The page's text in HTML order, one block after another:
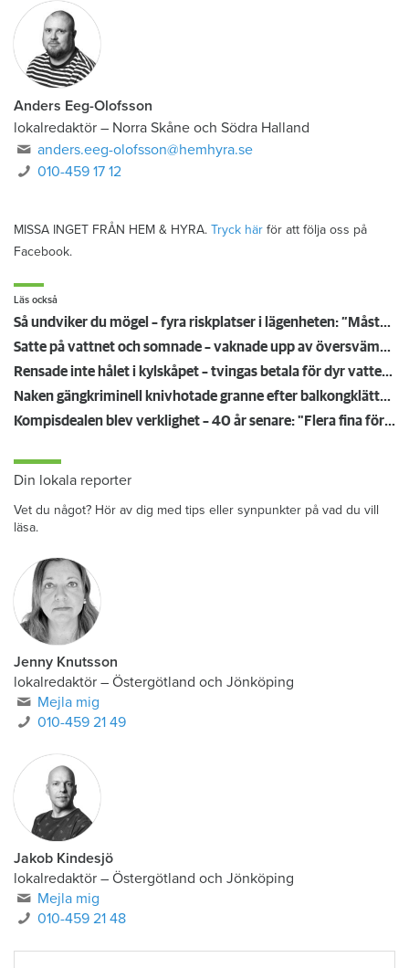
Anders Eeg-Olofsson
lokalredaktör – Norra Skåne och Södra Halland
anders.eeg-olofsson@hemhyra.se
010-459 17 12
MISSA INGET FRÅN HEM & HYRA. Tryck här för att följa oss på
Facebook.
Läs också
Så undviker du mögel – fyra riskplatser i lägenheten: ”Måste städa bort”
Satte på vattnet och somnade – vaknade upp av översvämning hos grannen
Rensade inte hålet i kylskåpet – tvingas betala för dyr vattenskada
Naken gängkriminell knivhotade granne efter balkongklättring
Kompisdealen blev verklighet – 40 år senare: "Flera fina fördelar med att dela bostad"
Din lokala reporter
Vet du något? Hör av dig med tips eller synpunkter på vad du vill
läsa.
Jenny Knutsson
lokalredaktör – Östergötland och Jönköping
Mejla mig
010-459 21 49
Jakob Kindesjö
lokalredaktör – Östergötland och Jönköping
Mejla mig
010-459 21 48